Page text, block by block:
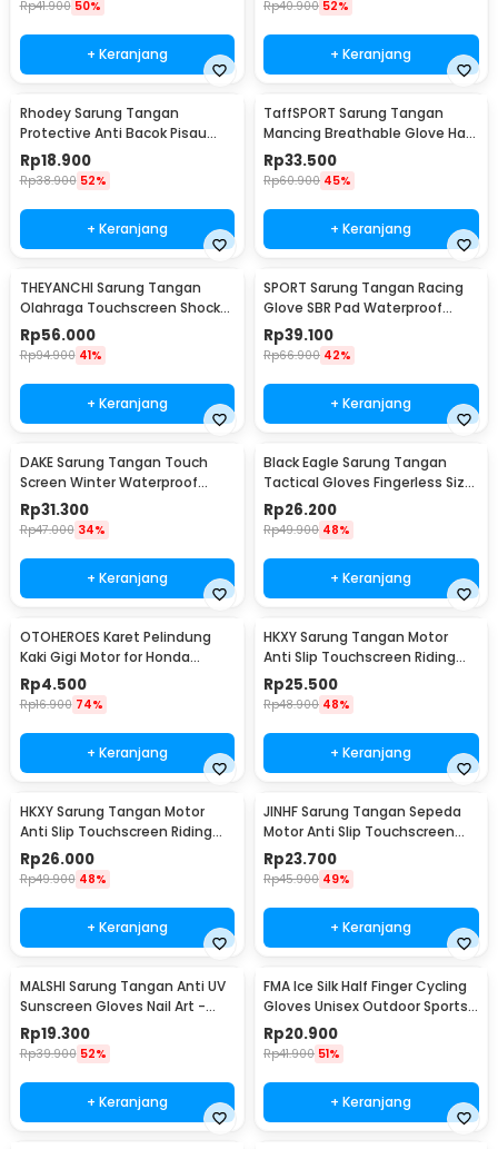
Rp41.900 50%
+ Keranjang
Rp40.900 52%
+ Keranjang
Rhodey Sarung Tangan
Protective Anti Bacok Pisau
Cut Resistant - FG1701
Rp18.900
Rp38.900 52%
+ Keranjang
TaffSPORT Sarung Tangan
Mancing Breathable Glove Half
Finger 1 Pair - DW-GRTX
Rp33.500
Rp60.900 45%
+ Keranjang
THEYANCHI Sarung Tangan
Olahraga Touchscreen Shock
Absorbtion XL - AB295
Rp56.000
Rp94.900 41%
+ Keranjang
SPORT Sarung Tangan Racing
Glove SBR Pad Waterproof
Touchscreen Size L - OZ910
Rp39.100
Rp66.900 42%
+ Keranjang
DAKE Sarung Tangan Touch
Screen Winter Waterproof
Cycling Gloves L - D021
Rp31.300
Rp47.000 34%
+ Keranjang
Black Eagle Sarung Tangan
Tactical Gloves Fingerless Size
L - A1
Rp26.200
Rp49.900 48%
+ Keranjang
OTOHEROES Karet Pelindung
Kaki Gigi Motor for Honda
Kawasaki KTM - RT-022
Rp4.500
Rp16.900 74%
+ Keranjang
HKXY Sarung Tangan Motor
Anti Slip Touchscreen Riding
Glove 1 Pair XL
Rp25.500
Rp48.900 48%
+ Keranjang
HKXY Sarung Tangan Motor
Anti Slip Touchscreen Riding
Glove 1 Pair L
Rp26.000
Rp49.900 48%
+ Keranjang
JINHF Sarung Tangan Sepeda
Motor Anti Slip Touchscreen
Windproof XL - ST23
Rp23.700
Rp45.900 49%
+ Keranjang
MALSHI Sarung Tangan Anti UV
Sunscreen Gloves Nail Art -
MS31
Rp19.300
Rp39.900 52%
+ Keranjang
FMA Ice Silk Half Finger Cycling
Gloves Unisex Outdoor Sports
- FM-IA
Rp20.900
Rp41.900 51%
+ Keranjang